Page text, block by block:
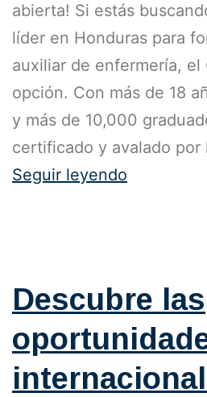
abierta! Si estás
líder en Honduras para
auxiliar de enfermería, el
opción. Con más de 18
y más de 10,000
certificado y avalado
Seguir leyendo
Descubre las